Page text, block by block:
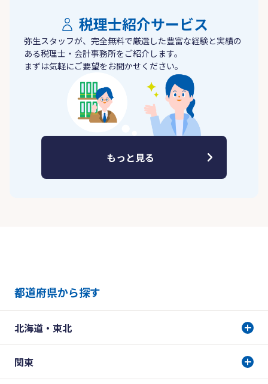
税理士紹介サービス
弥生スタッフが、完全無料で厳選した豊富な経験と実績の
ある税理士・会計事務所をご紹介します。
まずは気軽にご要望をお聞かせください。
もっと見る
都道府県から探す
北海道・東北
関東